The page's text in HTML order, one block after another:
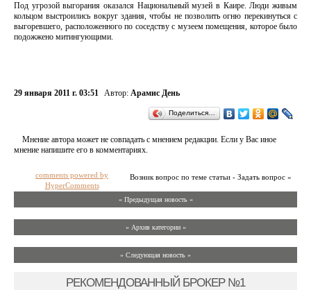
Под угрозой выгорания оказался Национальный музей в Каире. Люди живым
кольцом выстроились вокруг здания, чтобы не позволить огню перекинуться с
выгоревшего, расположенного по соседству с музеем помещения, которое было
подожжено митингующими.
29 января 2011 г. 03:51 Автор: Арамис День
Поделиться…
Мнение автора может не совпадать с мнением редакции. Если у Вас иное
мнение напишите его в комментариях.
Возник вопрос по теме статьи - Задать вопрос »
comments powered by
HyperComments
« Предыдущая новость «
» Архив категории «
» Следующая новость »
РЕКОМЕНДОВАННЫЙ БРОКЕР №1